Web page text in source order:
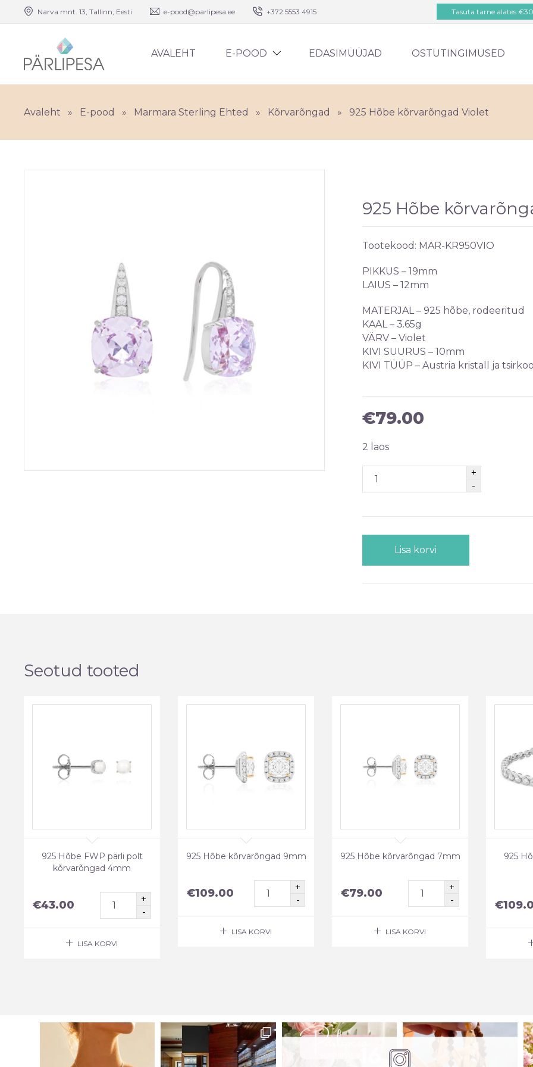
Narva mnt. 13, Tallinn, Eesti e-pood@parlipesa.ee +372 5553 4915 Tasuta tarne alates €30
AVALEHT E-POOD EDASIMÜÜJAD OSTUTINGIMUSED
Avaleht » E-pood » Marmara Sterling Ehted » Kõrvarõngad » 925 Hõbe kõrvarõngad Violet
925 Hõbe
Tootekood: MAR-KR950VIO
PIKKUS – 19mm
LAIUS – 12mm
MATERJAL – 925 hõbe, rodeeritud
KAAL – 3.65g
VÄRV – Violet
KIVI SUURUS – 10mm
KIVI TÜÜP – Austria kristall ja
€79.00
2 laos
Lisa korvi
Seotud tooted
925 Hõbe FWP pärli polt
kõrvarõngad 4mm
€43.00
LISA KORVI
925 Hõbe kõrvarõngad 9mm
€109.00
LISA KORVI
925 Hõbe kõrvarõngad 7mm
€79.00
LISA KORVI
925
€